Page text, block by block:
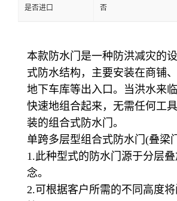
是否进口 否
本款防水门是一种防洪减灾的
式防水结构，主要安装在商铺、
地下车库等出入口。当洪水来
快速地组合起来，无需任何工
装的组合式防水门。
单跨多层型组合式防水门(叠梁
1.此种型式的防水门源于分层
念。
2.可根据客户所需的不同高度